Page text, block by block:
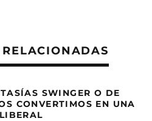
SWINGER O DE
CONVERTIMOS EN UNA